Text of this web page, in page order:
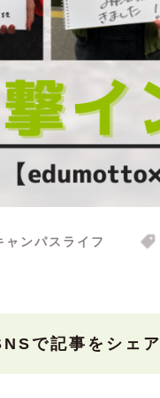
ャンパスライフ
で記事をシェア